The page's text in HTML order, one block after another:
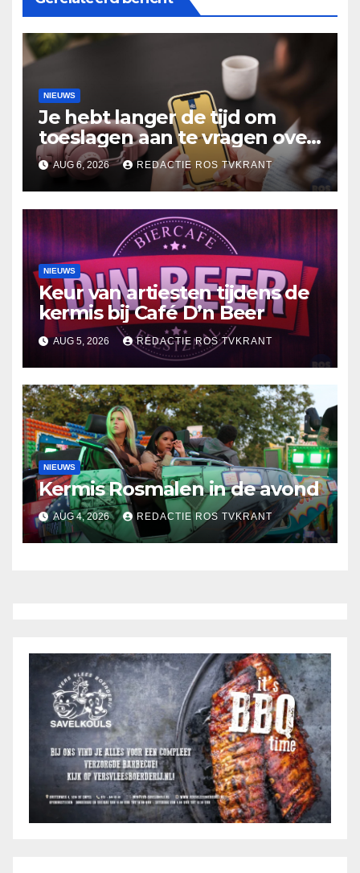
NIEUWS
Je hebt langer de tijd om
toeslagen aan te vragen over
2025
AUG 6, 2026 REDACTIE ROS TVKRANT
NIEUWS
Keur van artiesten tijdens de
kermis bij Café D’n Beer
AUG 5, 2026 REDACTIE ROS TVKRANT
NIEUWS
Kermis Rosmalen in de avond
AUG 4, 2026 REDACTIE ROS TVKRANT